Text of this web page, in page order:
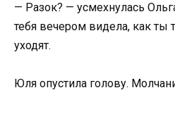
— Разок? — усмехнулась
тебя вечером видела, как ты
уходят.
Юля опустила голову.